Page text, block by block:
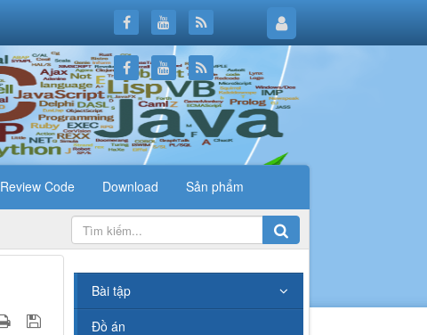
Review Code Download Sản phẩm
Bài tập
Đồ án